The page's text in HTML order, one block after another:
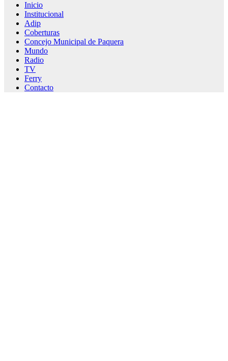
Inicio
Institucional
Adip
Coberturas
Concejo Municipal de Paquera
Mundo
Radio
TV
Ferry
Contacto